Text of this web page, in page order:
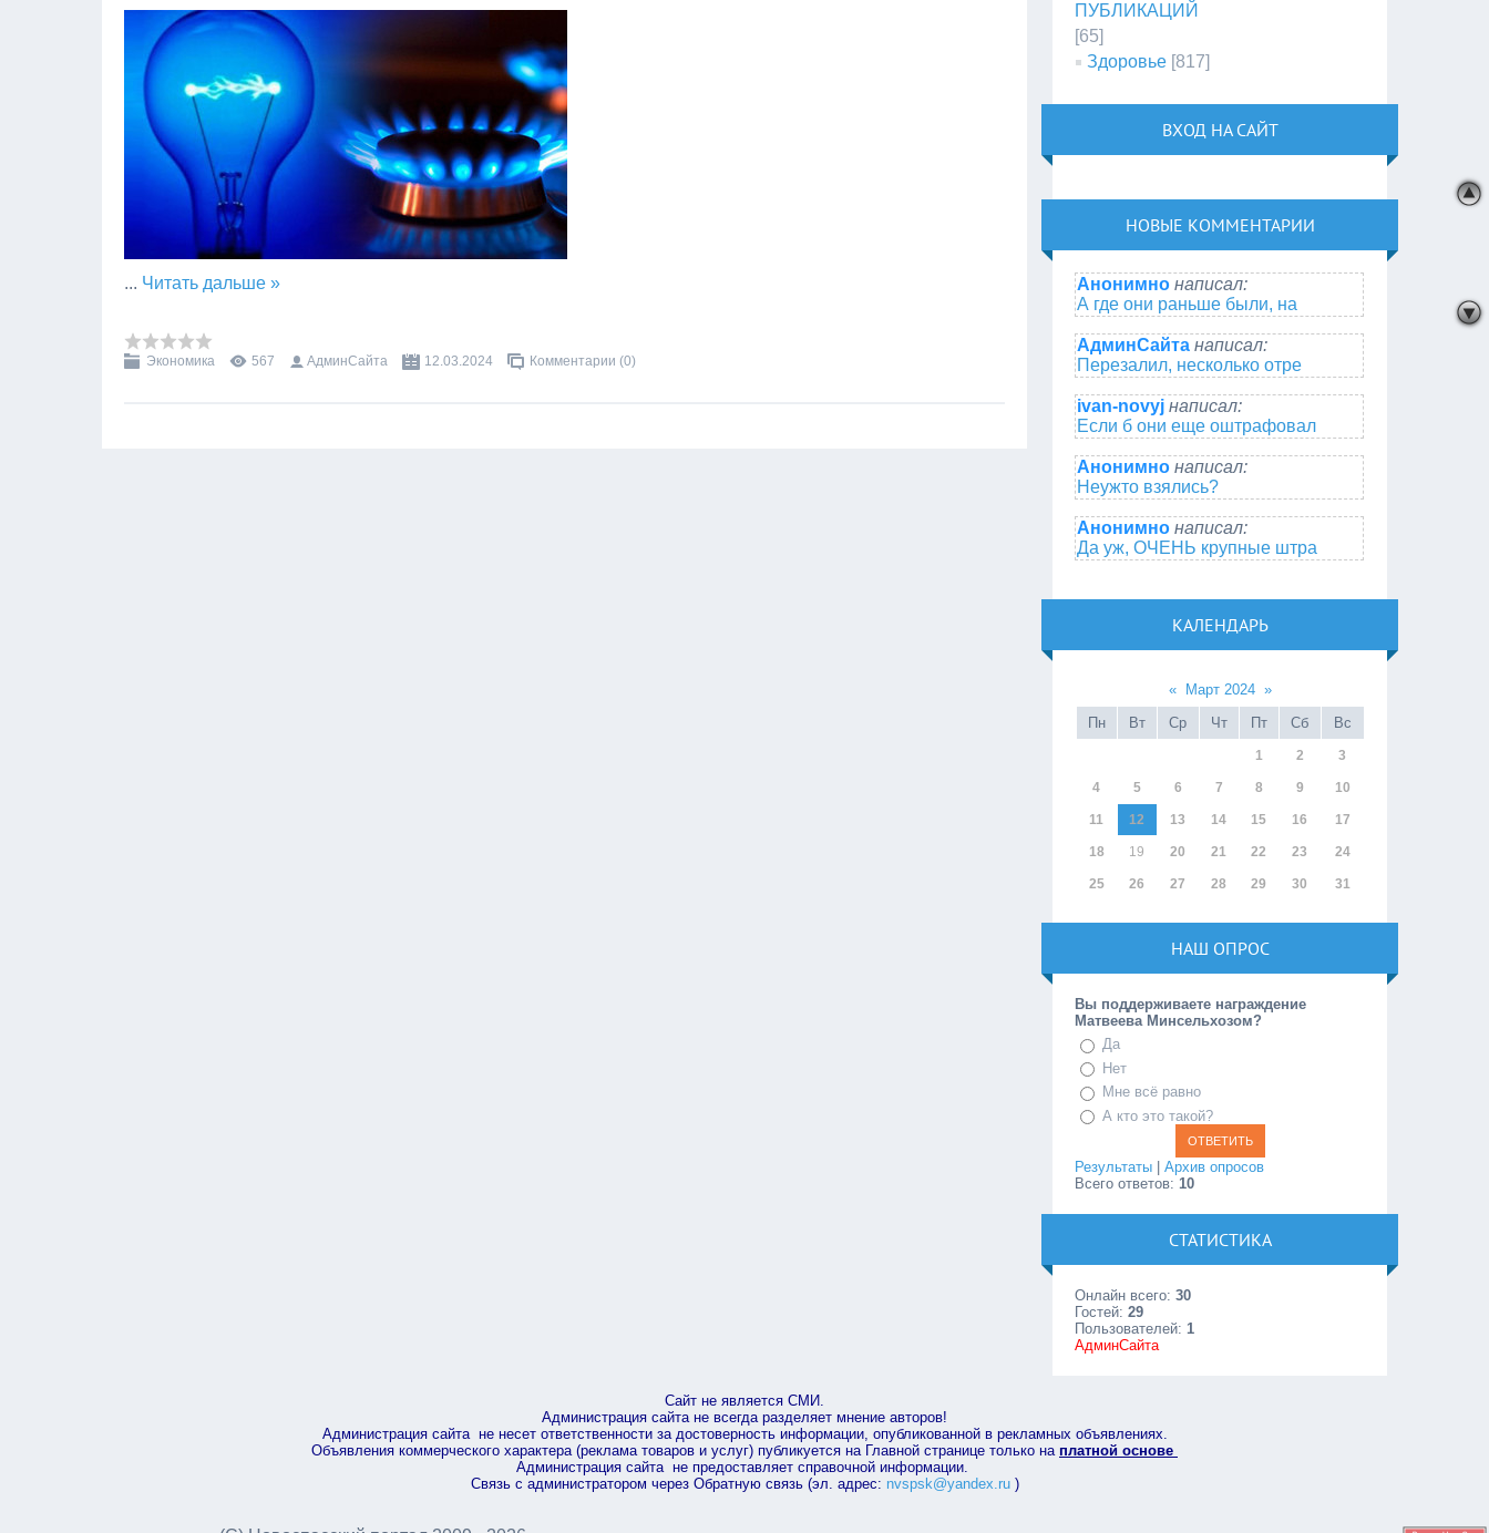
... Читать дальше »
Экономика 567 АдминСайта 12.03.2024 Комментарии (0)
ПУБЛИКАЦИЙ
[65]
Здоровье [817]
ВХОД НА САЙТ
НОВЫЕ КОММЕНТАРИИ
Анонимно написал:
А где они раньше были, на
АдминСайта написал:
Перезалил, несколько отре
ivan-novyj написал:
Если б они еще оштрафовал
Анонимно написал:
Неужто взялись?
Анонимно написал:
Да уж, ОЧЕНЬ крупные штра
КАЛЕНДАРЬ
« Март 2024 »
Пн
Вт Ср Чт Пт Сб Вс
1 2 3
4 5 6 7 8 9 10
11 12 13 14 15 16 17
18 19 20 21 22 23 24
25 26 27 28 29 30 31
НАШ ОПРОС
Вы поддерживаете награждение
Матвеева Минсельхозом?
Да
Нет
Мне всё равно
А кто это такой?
Результаты |Архив опросов
Всего ответов:10
СТАТИСТИКА
Онлайн всего:30
Гостей:29
Пользователей:1
АдминСайта
Сайт не является СМИ.
Администрация сайта не всегда разделяет мнение авторов!
Администрация сайта не несет ответственности за достоверность информации, опубликованной в рекламных объявлениях.
Объявления коммерческого характера (реклама товаров и услуг) публикуется на Главной странице только на платной основе
Администрация сайта не предоставляет справочной информации.
Связь с администратором через Обратную связь (эл. адрес: nvspsk@yandex.ru)